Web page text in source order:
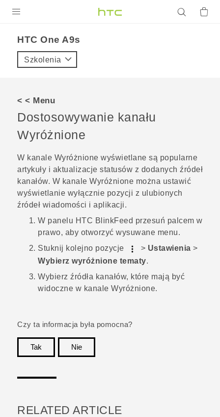
VIVE
VIVERSE
POMOC TECHNICZNA
Urządzenia i akcesoria HTC
Zaloguj się
HTC One A9s‎
Szkolenia
< < Menu
Dostosowywanie kanału
Wyróżnione
W kanale Wyróżnione wyświetlane są popularne
artykuły i aktualizacje statusów z dodanych źródeł
kanałów. W kanale Wyróżnione można ustawić
wyświetlanie wyłącznie pozycji z ulubionych
źródeł wiadomości i aplikacji.
W panelu HTC BlinkFeed przesuń palcem w
prawo, aby otworzyć wysuwane menu.
Stuknij kolejno pozycje
> Ustawienia >
Wybierz wyróżnione tematy.
Wybierz źródła kanałów, które mają być
widoczne w kanale Wyróżnione.
Czy ta informacja była pomocna?
Tak
Nie
RELATED ARTICLE